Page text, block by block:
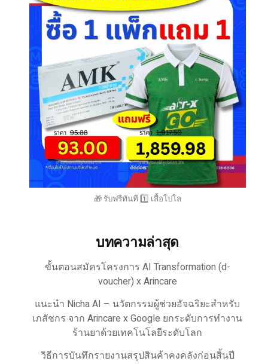
🎁 รับฟรีทันที 1️⃣ เสื้อโปโล
บทความล่าสุด
ขั้นตอนสมัครโครงการ AI Transformation (d-
voucher) x Arincare
แนะนำ Nicha AI – นวัตกรรมผู้ช่วยอัจฉริยะสำหรับ
เภสัชกร จาก Arincare x Google ยกระดับการทำงาน
ร้านยาด้วยเทคโนโลยีระดับโลก
วิธีการบันทึกรายงานสรุปสินค้าคงคลังก่อนสิ้นปี